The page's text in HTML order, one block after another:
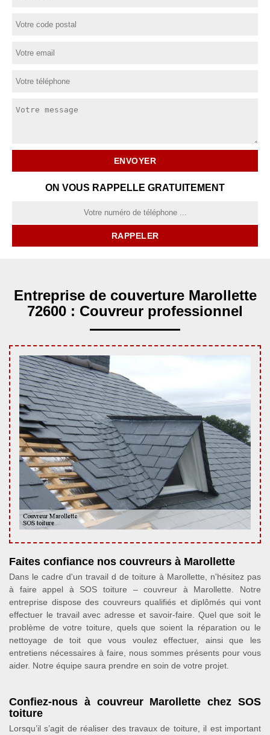
ON VOUS RAPPELLE GRATUITEMENT
Entreprise de couverture Marollette
72600 : Couvreur professionnel
Faites confiance nos couvreurs à Marollette
Dans le cadre d'un travail d de toiture à Marollette, n'hésitez pas
à faire appel à SOS toiture – couvreur à Marollette. Notre
entreprise dispose des couvreurs qualifiés et diplômés qui vont
effectuer le travail avec adresse et savoir-faire. Quel que soit le
problème de votre toiture, quels que soient la réparation ou le
nettoyage de toit que vous voulez effectuer, ainsi que les
entretiens nécessaires à faire, nous sommes présents pour vous
aider. Notre équipe saura prendre en soin de votre projet.
Confiez-nous à couvreur Marollette chez SOS
toiture
Lorsqu’il s’agit de réaliser des travaux de toiture, il est important